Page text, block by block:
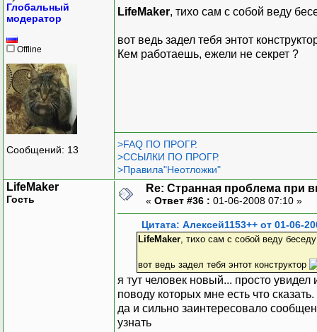
Глобальный
модератор
Offline
Сообщений: 13
LifeMaker, тихо сам с собой веду
вот ведь задел тебя энтот
Кем работаешь, ежели не секрет ?
>FAQ ПО ПРОГР.
>ССЫЛКИ ПО ПРОГР.
>Правила"Неотложки"
LifeMaker
Гость
Re: Странная проблема при
« Ответ #36 : 01-06-2008 07:10 »
Цитата: Алексей1153++ от 01-06-
LifeMaker, тихо сам с собой веду
вот ведь задел тебя энтот конструктор
я тут человек новый... просто
поводу которых мне есть что
да и сильно заинтересовало
узнать